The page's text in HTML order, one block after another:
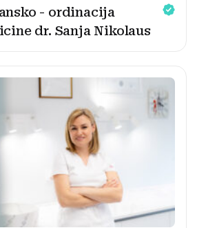
- ordinacija
dr. Sanja Nikolaus